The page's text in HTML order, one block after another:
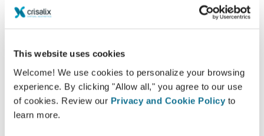
This website uses cookies
Welcome! We use cookies to personalize your browsing
experience. By clicking "Allow all," you agree to our use
of cookies. Review our Privacy and Cookie Policy to
learn more.